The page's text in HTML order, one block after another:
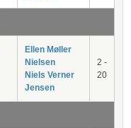
Ellen Møller
Nielsen
Niels Verner
Jensen
2 -
20